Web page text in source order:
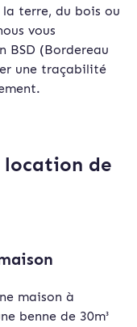
terre, du bois ou
vous
BSD (Bordereau
une traçabilité
location de
maison à
benne de 30m³